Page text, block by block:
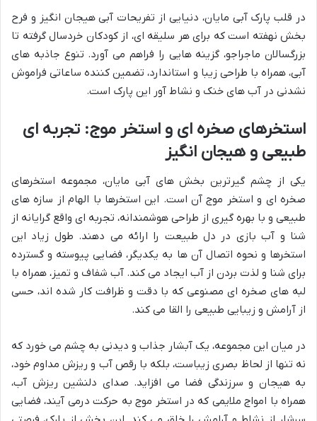
در قلب پارک آبی مایان، دنیایی از تفریحات آبی هیجان انگیز و فرح
بخش نهفته است که برای هر سلیقه ای، از کودکان خردسال گرفته تا
بزرگسالان ماجراجو، گزینه هایی را فراهم می آورد. تنوع جاذبه های
آبی، همراه با طراحی زیبا و استاندارد، تضمین کننده ساعاتی فراموش
نشدنی در آب های خنک و نشاط آور این پارک است.
استخرهای صخره ای و استخر موج: تجربه ای
طبیعی و هیجان انگیز
یکی از چشم گیرترین بخش های آبی مایان، مجموعه استخرهای
صخره ای و استخر موج آن است. این استخرها با الهام از سازه های
طبیعی و با بهره گیری از طراحی هوشمندانه، تجربه ای واقع گرایانه از
شنا و آب بازی در دل طبیعت را ارائه می دهند. طول زیاد این
استخرها و نحوه اتصال آن ها به یکدیگر، فضایی پیوسته و گسترده
برای شنا و لذت بردن از آب ایجاد می کند. آب شفاف و تمیز، همراه با
لبه های صخره ای مصنوعی که با دقت و ظرافت کار شده اند، حسی
از آرامش و زیبایی طبیعی را القا می کند.
در میان این مجموعه، یک آبشار جذاب و دیدنی به چشم می خورد که
نه تنها از لحاظ بصری زیباست، بلکه با رقص آب و ریزش مداوم خود،
به هیجان و سرزندگی فضا می افزاید. صدای دلنشین ریزش آب،
همراه با امواج ملایمی که در استخر موج به حرکت درمی آیند، فضایی